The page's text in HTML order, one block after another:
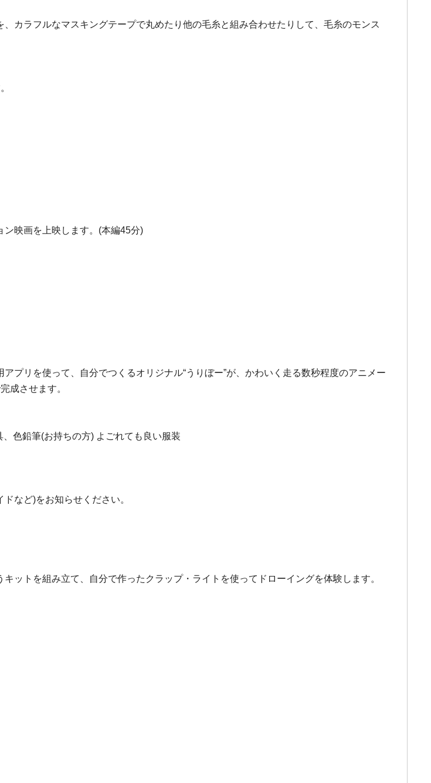
カラフルなマスキングテープで丸めたり他の毛糸と組み合わせたりして、毛糸のモンス
ン映画を上映します。(本編45分)
プリを使って、自分でつくるオリジナル“うりぼー”が、かわいく走る数秒程度のアニメー
成させます。
色鉛筆(お持ちの方) よごれても良い服装
など)をお知らせください。
ットを組み立て、自分で作ったクラップ・ライトを使ってドローイングを体験します。